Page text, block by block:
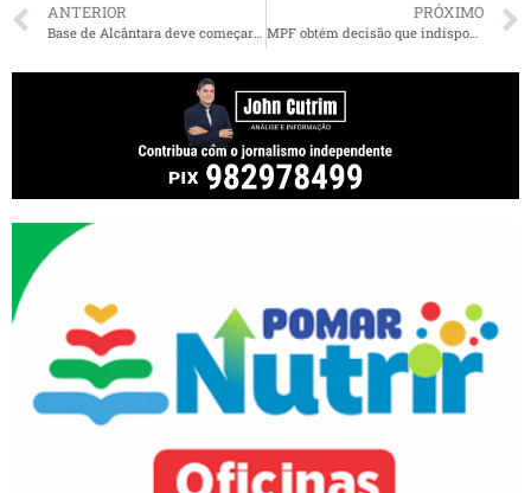
ANTERIOR PRÓXIMO
MPF obtém decisão que indisponibiliza bens dos grupos Dimensão e Saga Engenharia